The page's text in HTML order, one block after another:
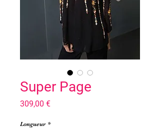
Super Page
309,00 €Prix
Longueur *